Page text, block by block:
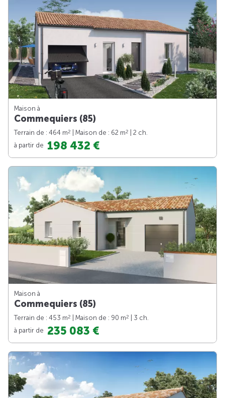
Maison à
Commequiers (85)
Terrain de : 464 m2 | Maison de : 62 m2
| 2 ch.
à partir de 198 432 €
Maison à
Commequiers (85)
Terrain de : 453 m2 | Maison de : 90 m2
| 3 ch.
à partir de 235 083 €